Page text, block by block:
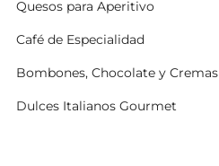
Quesos para Aperitivo
Café de Especialidad
Bombones, Chocolate y Cremas
Dulces Italianos Gourmet